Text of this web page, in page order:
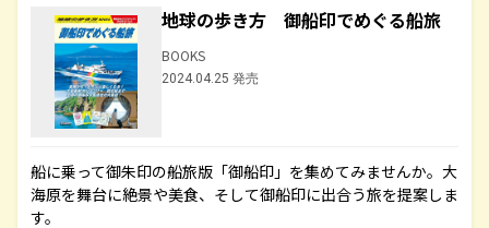
地球の歩き方 御船印でめぐる船旅
BOOKS
2024.04.25 発売
船に乗って御朱印の船旅版「御船印」を集めてみませんか。大
海原を舞台に絶景や美食、そして御船印に出合う旅を提案しま
す。